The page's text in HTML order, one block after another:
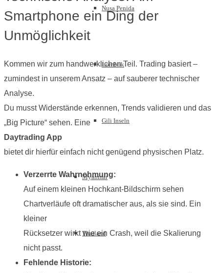
Nusa Penida
Lombok
Gili Inseln
Myanmar
Thailand
Smartphone ein Ding der
Unmöglichkeit
Kommen wir zum handwerklichen Teil. Trading basiert –
zumindest in unserem Ansatz – auf sauberer technischer
Analyse.
Du musst Widerstände erkennen, Trends validieren und das
„Big Picture“ sehen. Eine
Daytrading App
bietet dir hierfür einfach nicht genügend physischen Platz.
Verzerrte Wahrnehmung:
Auf einem kleinen Hochkant-Bildschirm sehen
Chartverläufe oft dramatischer aus, als sie sind. Ein
kleiner
Rücksetzer wirkt wie ein Crash, weil die Skalierung
nicht passt.
Fehlende Historie: